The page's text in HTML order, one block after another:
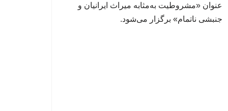
عنوان «مشروطیت به‌مثابه میراث ایرانیان و
جنبشی ناتمام» برگزار می‌شود.